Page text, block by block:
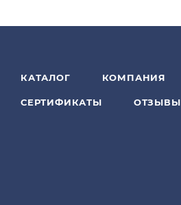
КАТАЛОГ КОМПАНИЯ
СЕРТИФИКАТЫ ОТЗЫВЫ